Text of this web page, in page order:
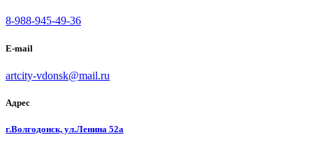
8-988-945-49-36
E-mail
artcity-vdonsk@mail.ru
Адрес
г.Волгодонск, ул.Ленина 52а